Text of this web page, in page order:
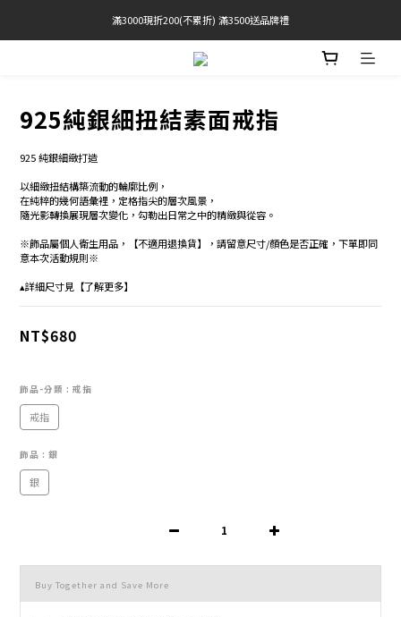
官網限定! 滿千免運(僅限台灣本島)
滿3000現折200(不累折) 滿3500送品牌禮
Free Shipping On Orders Over $2000 (TW Only)
925純銀細扭結素面戒指
925 純銀細緻打造
以細緻扭結構築流動的輪廓比例，
在純粹的幾何語彙裡，定格指尖的層次風景，
隨光影轉換展現層次變化，勾勒出日常之中的精緻與從容。
※飾品屬個人衛生用品，【不適用退換貨】，請留意尺寸/顏色是否正確，下單即同
意本次活動規則※
▴詳細尺寸見【了解更多】
NT$680
飾品-分類 : 戒指
戒指
飾品 : 銀
銀
Buy Together and Save More